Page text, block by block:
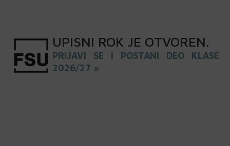
UPISNI ROK JE OTVOREN.
PRIJAVI SE I POSTANI DEO KLASE
2026/27 »